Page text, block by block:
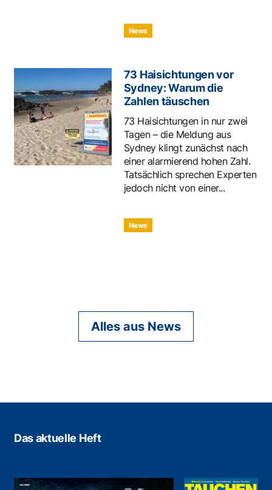
News
73 Haisichtungen vor
Sydney: Warum die
Zahlen täuschen
73 Haisichtungen in nur zwei
Tagen – die Meldung aus
Sydney klingt zunächst nach
einer alarmierend hohen Zahl.
Tatsächlich sprechen Experten
jedoch nicht von einer...
News
Alles aus News
Das aktuelle Heft